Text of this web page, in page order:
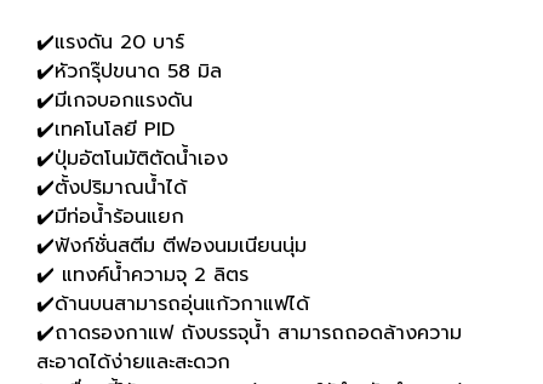
✔️แรงดัน 20 บาร์
✔️หัวกรุ๊ปขนาด 58 มิล
✔️มีเกจบอกแรงดัน
✔️เทคโนโลยี PID
✔️ปุ่มอัตโนมัติตัดน้ำเอง
✔️ตั้งปริมาณน้ำได้
✔️มีท่อน้ำร้อนแยก
✔️ฟังก์ชั่นสตีม ตีฟองนมเนียนนุ่ม
✔️ แทงค์น้ำความจุ 2 ลิตร
✔️ด้านบนสามารถอุ่นแก้วกาแฟได้
✔️ถาดรองกาแฟ ถังบรรจุน้ำ สามารถถอดล้างความ
สะอาดได้ง่ายและสะดวก